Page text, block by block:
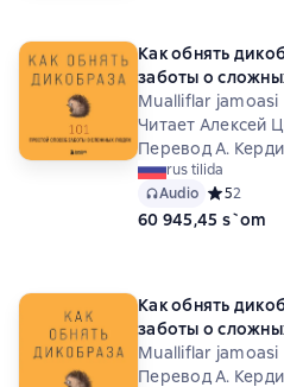
Как обнять
заботы о
Mualliflar jamoasi
Читает Алексей
Перевод А.
rus tilida
Audio Средний
52
60 945,45 s`om
Как обнять
заботы о
Mualliflar jamoasi
Перевод А.